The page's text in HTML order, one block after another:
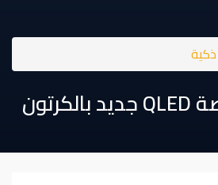
تلفزيون ⁦⁦75⁩⁩ بوصة ⁦⁦QLED⁩⁩ جديد بالكرتون